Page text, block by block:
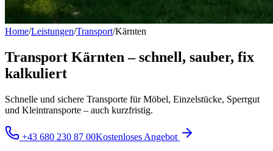
Home/Leistungen/Transport/Kärnten
Transport Kärnten – schnell, sauber, fix
kalkuliert
Schnelle und sichere Transporte für Möbel, Einzelstücke, Sperrgut
und Kleintransporte – auch kurzfristig.
+43 680 230 87 00Kostenloses Angebot